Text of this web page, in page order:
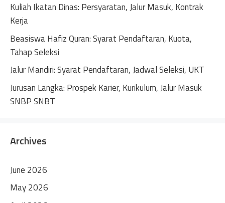
Kuliah Ikatan Dinas: Persyaratan, Jalur Masuk, Kontrak
Kerja
Beasiswa Hafiz Quran: Syarat Pendaftaran, Kuota,
Tahap Seleksi
Jalur Mandiri: Syarat Pendaftaran, Jadwal Seleksi, UKT
Jurusan Langka: Prospek Karier, Kurikulum, Jalur Masuk
SNBP SNBT
Archives
June 2026
May 2026